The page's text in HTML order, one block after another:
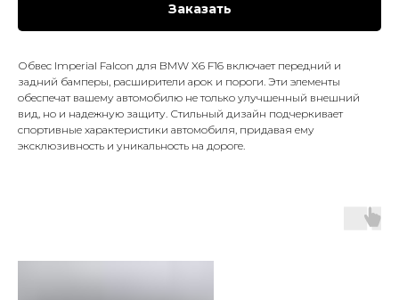
Заказать
Обвес Imperial Falcon для BMW X6 F16 включает передний и
задний бамперы, расширители арок и пороги. Эти элементы
обеспечат вашему автомобилю не только улучшенный внешний
вид, но и надежную защиту. Стильный дизайн подчеркивает
спортивные характеристики автомобиля, придавая ему
эксклюзивность и уникальность на дороге.